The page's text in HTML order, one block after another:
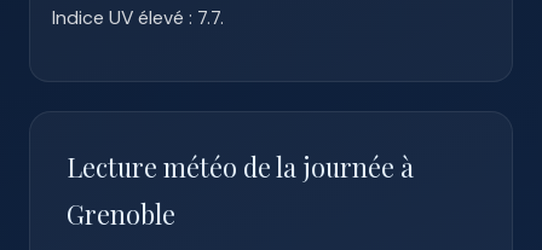
Indice UV élevé : 7.7.
Lecture météo de la journée à
Grenoble